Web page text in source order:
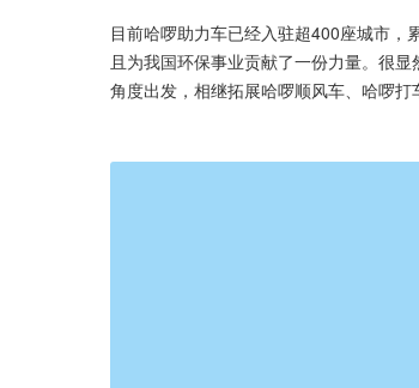
目前哈啰助力车已经入驻超400座城市
且为我国环保事业贡献了一份力量。很
角度出发，相继拓展哈啰顺风车、哈啰打